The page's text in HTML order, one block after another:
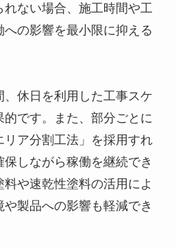
れない場合、施工時間や工
の影響を最小限に抑える
休日を利用した工事スケ
的です。また、部分ごとに
リア分割工法」を採用すれ
しながら稼働を継続でき
や速乾性塗料の活用によ
製品への影響も軽減でき